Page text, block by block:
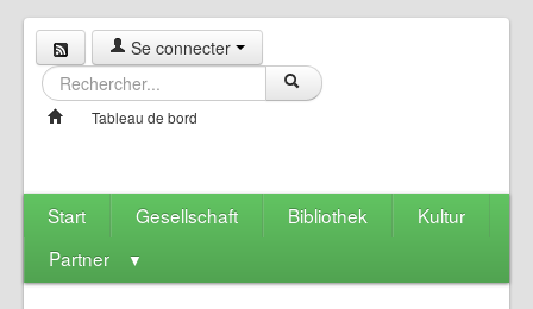
Se connecter
Tableau de bord
Start Gesellschaft Bibliothek
Kultur
Partner
▼